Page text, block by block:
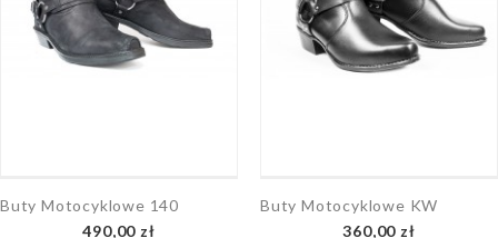
Buty Motocyklowe 140
Cena
490,00 zł
Buty Motocyklowe KW
Cena
360,00 zł